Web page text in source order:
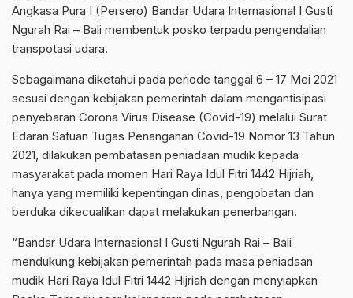
Angkasa Pura I (Persero) Bandar Udara Internasional I Gusti
Ngurah Rai – Bali membentuk posko terpadu pengendalian
transpotasi udara.
Sebagaimana diketahui pada periode tanggal 6 – 17 Mei 2021
sesuai dengan kebijakan pemerintah dalam mengantisipasi
penyebaran Corona Virus Disease (Covid-19) melalui Surat
Edaran Satuan Tugas Penanganan Covid-19 Nomor 13 Tahun
2021, dilakukan pembatasan peniadaan mudik kepada
masyarakat pada momen Hari Raya Idul Fitri 1442 Hijriah,
hanya yang memiliki kepentingan dinas, pengobatan dan
berduka dikecualikan dapat melakukan penerbangan.
“Bandar Udara Internasional I Gusti Ngurah Rai – Bali
mendukung kebijakan pemerintah pada masa peniadaan
mudik Hari Raya Idul Fitri 1442 Hijriah dengan menyiapkan